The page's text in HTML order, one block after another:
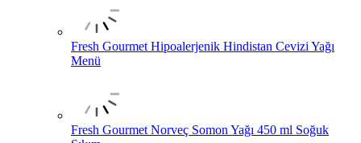
Fresh Gourmet Hipoalerjenik Hindistan Cevizi Yağı
Menü
Fresh Gourmet Norveç Somon Yağı 450 ml Soğuk